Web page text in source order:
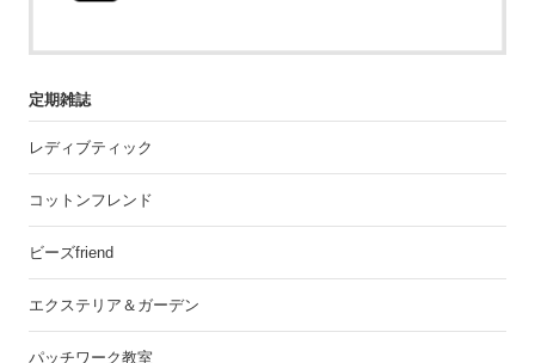
定期雑誌
レディブティック
コットンフレンド
ビーズfriend
エクステリア＆ガーデン
パッチワーク教室